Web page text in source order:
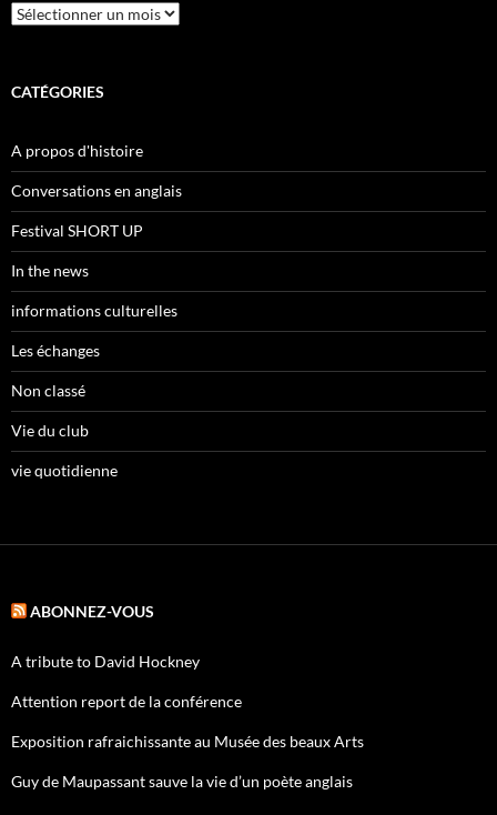
Archives
CATÉGORIES
A propos d'histoire
Conversations en anglais
Festival SHORT UP
In the news
informations culturelles
Les échanges
Non classé
Vie du club
vie quotidienne
ABONNEZ-VOUS
A tribute to David Hockney
Attention report de la conférence
Exposition rafraichissante au Musée des beaux Arts
Guy de Maupassant sauve la vie d’un poète anglais